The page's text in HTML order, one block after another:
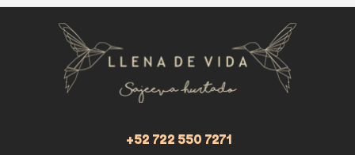
+52 722 550 7271